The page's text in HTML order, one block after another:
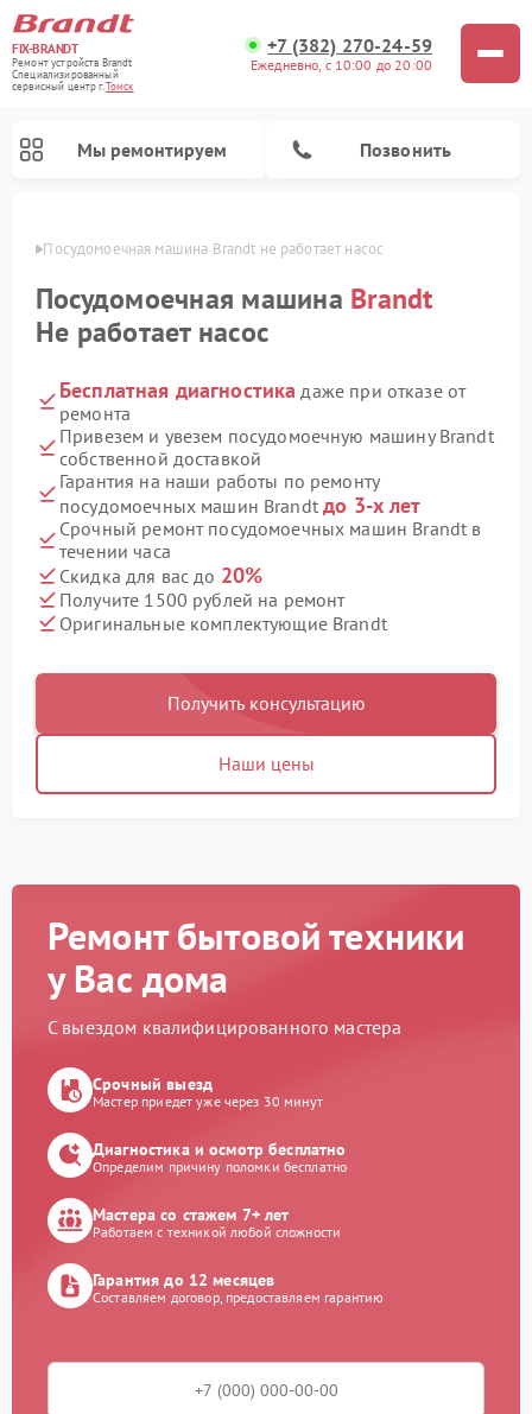
FIX-BRANDT
Ремонт устройств Brandt
Специализированный
cервисный центр г.Томск
+7 (382) 270-24-59
Ежедневно, с 10:00 до 20:00
Мы ремонтируем Позвонить
Посудомоечная машина Brandt не работает насос
Посудомоечная машина Brandt
Не работает насос
Бесплатная диагностика даже при отказе от
ремонта
Привезем и увезем посудомоечную машину Brandt
собственной доставкой
Гарантия на наши работы по ремонту
посудомоечных машин Brandtдо 3-х лет
Срочный ремонт посудомоечных машин Brandt в
течении часа
Скидка для вас до 20%
Получите 1500 рублей на ремонт
Оригинальные комплектующие Brandt
Получить консультацию
Наши цены
Ремонт бытовой техники
у Вас дома
С выездом квалифицированного мастера
Срочный выезд
Мастер приедет уже через 30 минут
Диагностика и осмотр бесплатно
Определим причину поломки бесплатно
Мастера со стажем 7+ лет
Работаем с техникой любой сложности
Гарантия до 12 месяцев
Составляем договор, предоставляем гарантию